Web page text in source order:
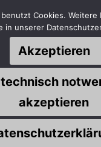
/Bälle/ Bungee
benutzt Cookies.
in unserer
Akzeptieren
akzeptieren